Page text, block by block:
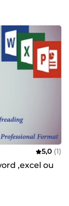
5,0 (1)
,excel ou